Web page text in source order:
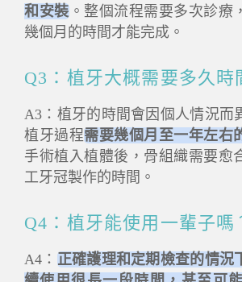
和安裝 。整個流程需要多次診療
幾個月的時間才能完成。
Q3：植牙大概需要多久時
A3：植牙的時間會因個人情況而
植牙過程需要幾個月至一年左右
手術植入植體後，骨組織需要愈
工牙冠製作的時間。
Q4：植牙能使用一輩子嗎
A4： 正確護理和定期檢查的情況